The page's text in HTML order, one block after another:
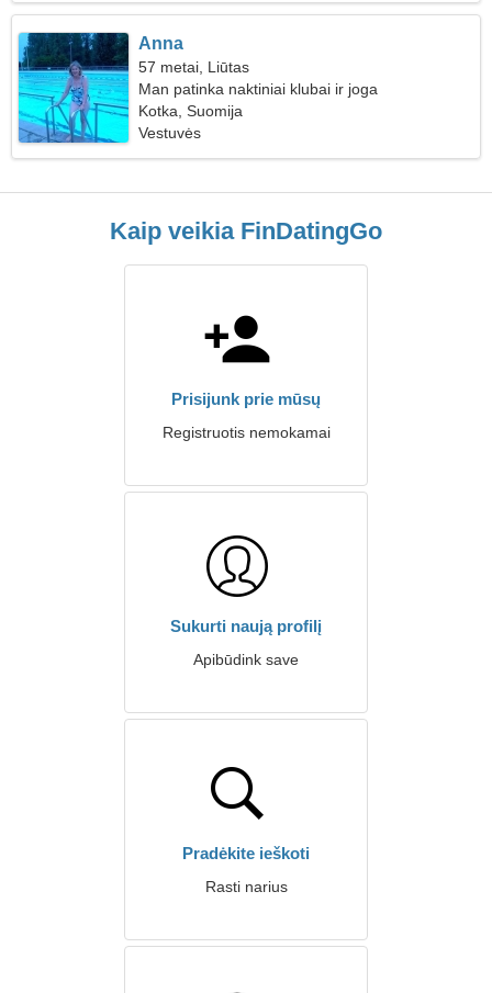
Anna
57 metai, Liūtas
Man patinka naktiniai klubai ir joga
Kotka, Suomija
Vestuvės
Kaip veikia FinDatingGo
Prisijunk prie mūsų
Registruotis nemokamai
Sukurti naują profilį
Apibūdink save
Pradėkite ieškoti
Rasti narius